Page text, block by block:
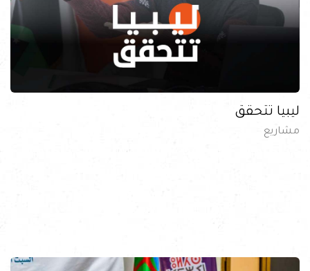
ليبيا تتحقق
مشاريع